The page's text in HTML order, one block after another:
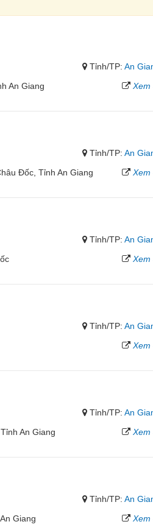
Tỉnh/TP:An
An Giang
Xem
Tỉnh/TP:An
Đốc, Tỉnh An Giang
Xem
Tỉnh/TP:An
Xem
Tỉnh/TP:An
Xem
Tỉnh/TP:An
An Giang
Xem
Tỉnh/TP:An
Giang
Xem